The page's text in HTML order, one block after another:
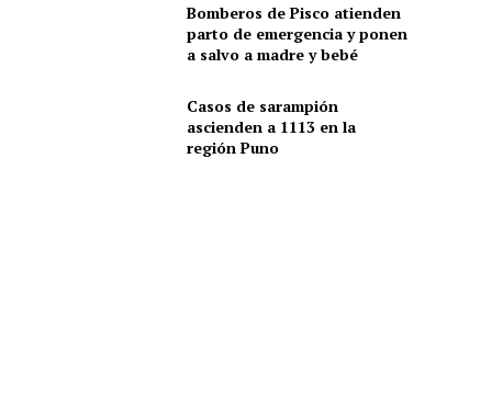
Bomberos de Pisco atienden
parto de emergencia y ponen
a salvo a madre y bebé
Casos de sarampión
ascienden a 1113 en la
región Puno